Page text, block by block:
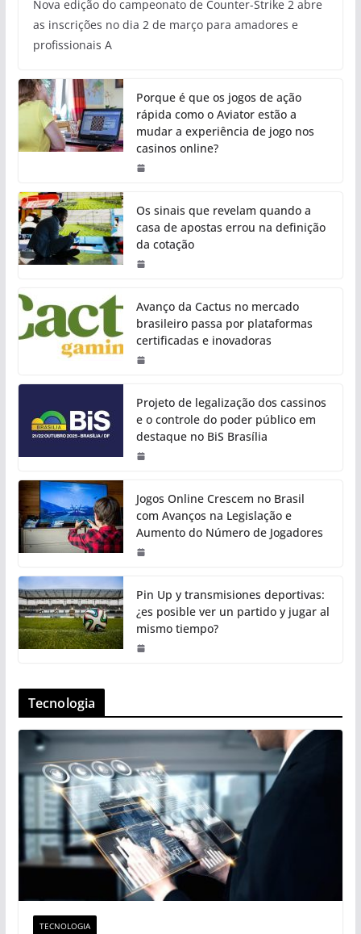
Nova edição do campeonato de Counter-Strike 2 abre
as inscrições no dia 2 de março para amadores e
profissionais A
Porque é que os jogos de ação
rápida como o Aviator estão a
mudar a experiência de jogo nos
casinos online?
Os sinais que revelam quando a
casa de apostas errou na definição
da cotação
Avanço da Cactus no mercado
brasileiro passa por plataformas
certificadas e inovadoras
Projeto de legalização dos cassinos
e o controle do poder público em
destaque no BiS Brasília
Jogos Online Crescem no Brasil
com Avanços na Legislação e
Aumento do Número de Jogadores
Pin Up y transmisiones deportivas:
¿es posible ver un partido y jugar al
mismo tiempo?
Tecnologia
TECNOLOGIA